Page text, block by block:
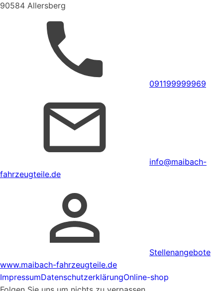
90584 Allersberg
091199999969
info@maibach-
fahrzeugteile.de
Stellenangebote
www.maibach-fahrzeugteile.de
ImpressumDatenschutzerklärungOnline-shop